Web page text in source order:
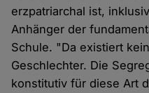
erzpatriarchal ist,
Anhänger der
Schule. "Da existiert
Geschlechter. Die
konstitutiv für diese Art